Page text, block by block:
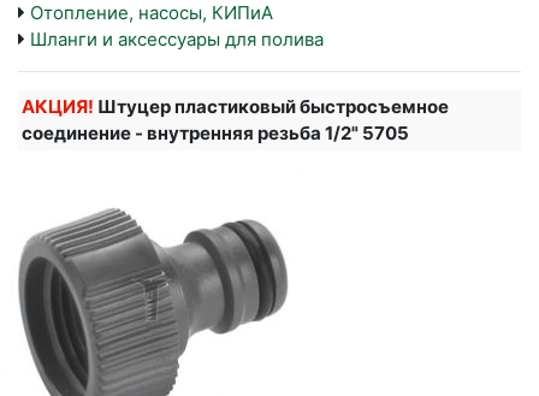
Отопление, насосы, КИПиА
Шланги и аксессуары для полива
АКЦИЯ! Штуцер пластиковый быстросъемное
соединение - внутренняя резьба 1/2" 5705